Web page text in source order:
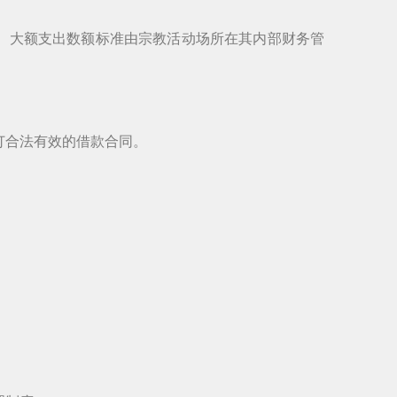
额支出数额标准由宗教活动场所在其内部财务管
法有效的借款合同。